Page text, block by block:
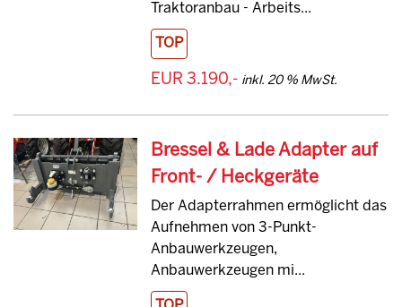
Traktoranbau - Arbeits...
TOP
EUR 3.190,- inkl. 20 % MwSt.
Bressel & Lade Adapter auf
Front- / Heckgeräte
Der Adapterrahmen ermöglicht das
Aufnehmen von 3-Punkt-
Anbauwerkzeugen,
Anbauwerkzeugen mi...